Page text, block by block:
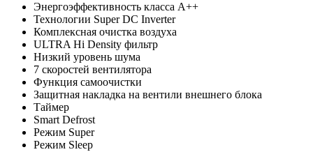
Энергоэффективность класса A++
Технологии Super DC Inverter
Комплексная очистка воздуха
ULTRA Hi Density фильтр
Низкий уровень шума
7 скоростей вентилятора
Функция самоочистки
Защитная накладка на вентили внешнего блока
Таймер
Smart Defrost
Режим Super
Режим Sleep